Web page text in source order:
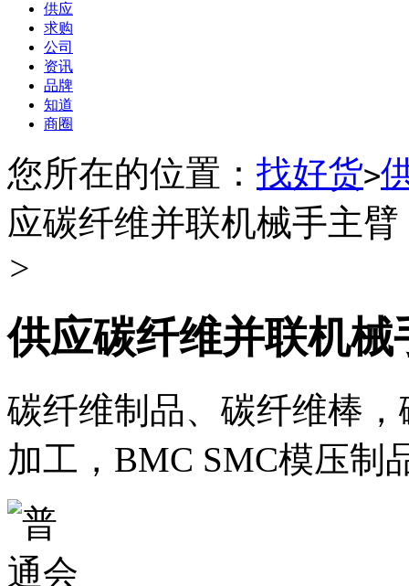
供应
求购
公司
资讯
品牌
知道
商圈
您所在的位置： 找好货>
应碳纤维并联机械手主
>
供应碳纤维并联机
碳纤维制品、碳纤维棒
加工，BMC SMC模压制